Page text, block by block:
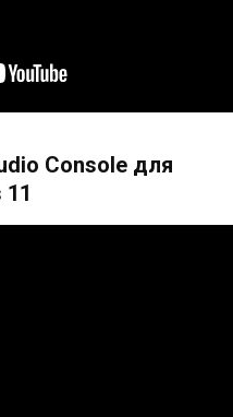
Console для